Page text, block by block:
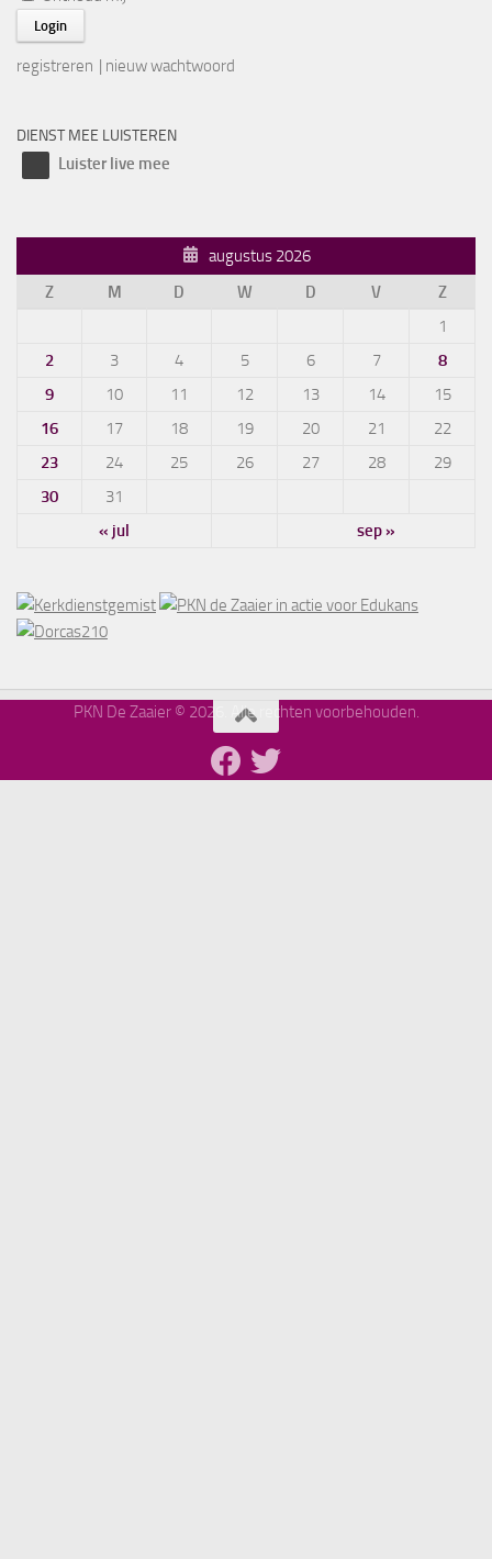
registreren | nieuw wachtwoord
DIENST MEE LUISTEREN
Luister live mee
augustus 2026
Z
M D W D V
Z
1
2
3 4 5 6 7
8
9
10 11 12 13 14
15
16
17 18 19 20 21
22
23
24 25 26 27 28
29
30
31
« jul
sep »
PKN De Zaaier © 2026. Alle rechten voorbehouden.